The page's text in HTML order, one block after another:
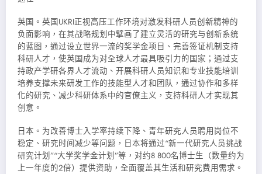
英国。英国UKRI正视高压工作环境对激发科研人员创新精神的
负面影响，在其战略规划中擘画了建立灵活的研究与创新系统
的蓝图，通过设立世界一流的奖学金项目、完善签证机制支持
科研人才，使英国成为对全球人才最具吸引力的国家；通过支
持政产学研各界人才流动、开展科研人员知识和专业技能培训
培养支撑未来研发工作的技能型人才和团队，通过协作和多样
化的研究、减少科研体系中的官僚主义，支持科研人才实现其
创意。
日本。为改善博士入学率持续下降、青年研究人员聘用岗位不
稳定、研究时间减少等问题，日本将通过“新一代研究人员挑战
研究计划”“大学奖学金计划”等，对约8 800名博士生（数量约为
上一年度的2倍）提供资助，全面覆盖其生活和研究费用需求。